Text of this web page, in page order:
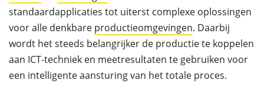
standaardapplicaties tot uiterst complexe oplossingen
voor alle denkbare productieomgevingen. Daarbij
wordt het steeds belangrijker de productie te koppelen
aan ICT-techniek en meetresultaten te gebruiken voor
een intelligente aansturing van het totale proces.